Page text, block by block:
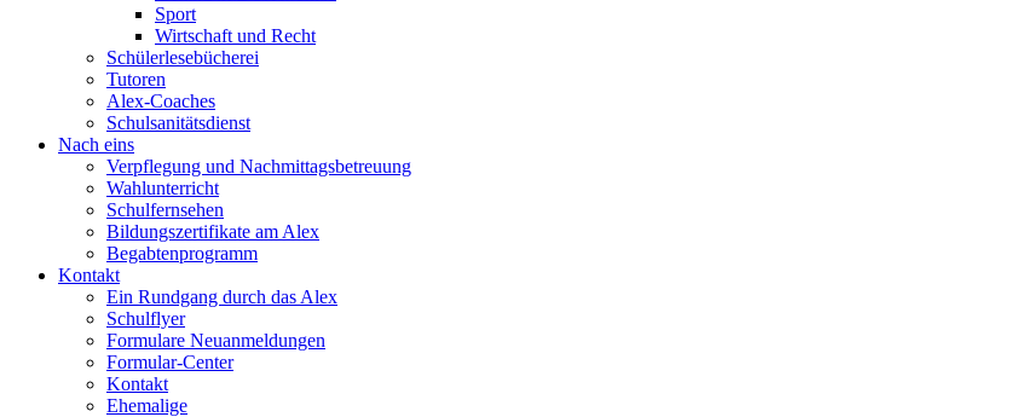
Sport
Wirtschaft und Recht
Schülerlesebücherei
Tutoren
Alex-Coaches
Schulsanitätsdienst
Nach eins
Verpflegung und Nachmittagsbetreuung
Wahlunterricht
Schulfernsehen
Bildungszertifikate am Alex
Begabtenprogramm
Kontakt
Ein Rundgang durch das Alex
Schulflyer
Formulare Neuanmeldungen
Formular-Center
Kontakt
Ehemalige